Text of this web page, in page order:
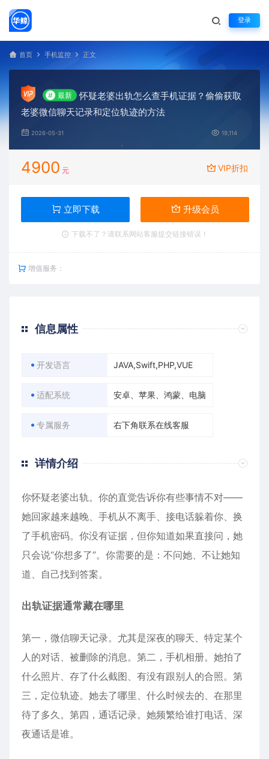
登录
首页 手机监控 正文
# 最新
怀疑老婆出轨怎么查手机证据？偷偷获取
老婆微信聊天记录和定位轨迹的方法
2026-05-31 19,114
4900 元 VIP折扣
立即下载 升级会员
下载不了？请联系网站客服提交链接错误！
增值服务：
信息属性
开发语言 JAVA,Swift,PHP,VUE
适配系统 安卓、苹果、鸿蒙、电脑
专属服务 右下角联系在线客服
详情介绍
你怀疑老婆出轨。你的直觉告诉你有些事情不对——
她回家越来越晚、手机从不离手、接电话躲着你、换
了手机密码。你没有证据，但你知道如果直接问，她
只会说“你想多了”。你需要的是：不问她、不让她知
道、自己找到答案。
出轨证据通常藏在哪里
第一，微信聊天记录。尤其是深夜的聊天、特定某个
人的对话、被删除的消息。第二，手机相册。她拍了
什么照片、存了什么截图、有没有跟别人的合照。第
三，定位轨迹。她去了哪里、什么时候去的、在那里
待了多久。第四，通话记录。她频繁给谁打电话、深
夜通话是谁。